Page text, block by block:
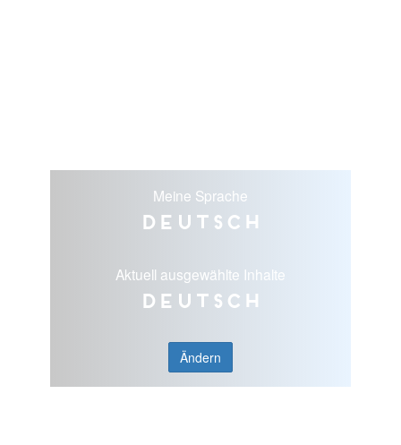
Meine Sprache
Deutsch
Aktuell ausgewählte Inhalte
Deutsch
Ändern